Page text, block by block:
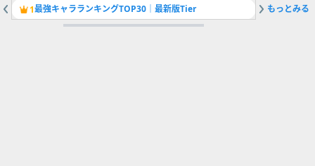
1最強キャラランキングTOP30｜最新版Tier 2超モン
もっとみる